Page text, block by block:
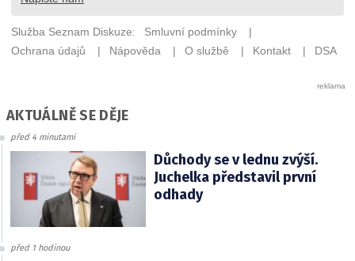
AKTUÁLNĚ SE DĚJE
před 4 minutami
Důchody se v lednu zvýší.
Juchelka představil první
odhady
před 1 hodinou